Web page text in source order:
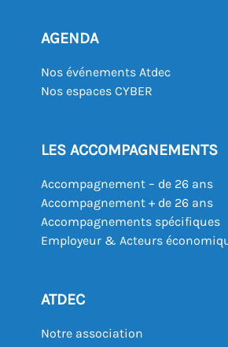
AGENDA
Nos événements Atdec
Nos espaces CYBER
LES ACCOMPAGNEMENTS
Accompagnement – de 26 ans
Accompagnement + de 26 ans
Accompagnements spécifiques
Employeur & Acteurs
ATDEC
Notre association